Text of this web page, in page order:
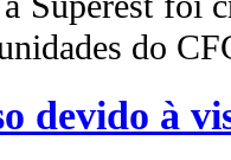
do
devido à